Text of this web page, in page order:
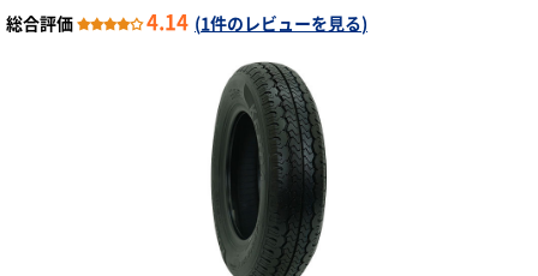
総合評価
4.14 (1件のレビューを見る)